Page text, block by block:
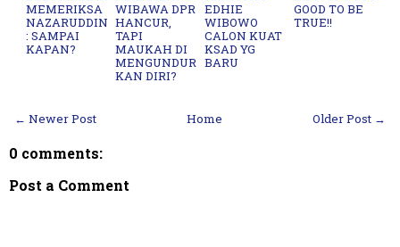
MEMERIKSA
NAZARUDDIN
: SAMPAI
KAPAN?
WIBAWA DPR
HANCUR,
TAPI
MAUKAH DI
MENGUNDUR
KAN DIRI?
EDHIE
WIBOWO
CALON KUAT
KSAD YG
BARU
GOOD TO BE
TRUE!!
← Newer Post Older Post →
Home
0 comments:
Post a Comment